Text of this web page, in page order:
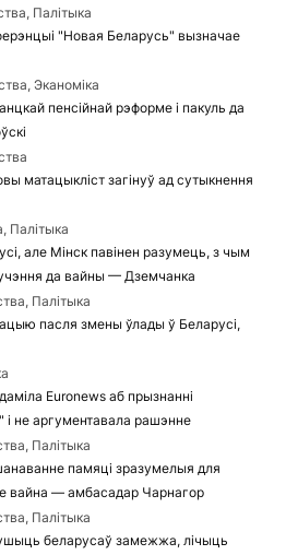
Палітыка
"Новая Беларусь" вызначае
Эканоміка
пенсійнай рэформе і пакуль да
матацыкліст загінуў ад сутыкнення
Палітыка
але Мінск павінен разумець, з чым
да вайны — Дземчанка
Палітыка
пасля змены ўлады ў Беларусі,
Euronews аб прызнанні
і не аргументавала рашэнне
Палітыка
памяці зразумелыя для
вайна — амбасадар Чарнагор
Палітыка
беларусаў замежжа, лічыць